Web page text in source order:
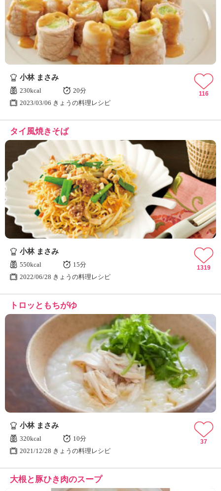
小林 まさみ
230kcal
20分
2023/03/06 きょうの料理レシピ
116
タイ風焼きそば
小林 まさみ
550kcal
15分
2022/06/28 きょうの料理レシピ
1319
トロッともちがゆ
小林 まさみ
320kcal
10分
2021/12/28 きょうの料理レシピ
37
大根と豚ひき肉のスープ